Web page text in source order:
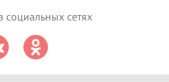
социальных сетях